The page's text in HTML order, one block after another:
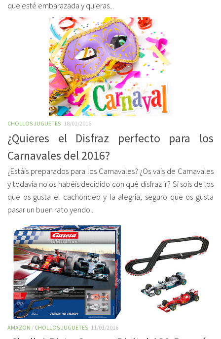
que esté embarazada y quieras...
CHOLLOS JUGUETES 18/01/2016
¿Quieres el Disfraz perfecto para los
Carnavales del 2016?
¿Estáis preparados para los Carnavales? ¿Os vais de Carnavales
y todavía no os habéis decidido con qué disfraz ir? Si sois de los
que os gusta el cachondeo y la alegría, seguro que os gusta
pasar un buen rato yendo...
AMAZON / CHOLLOS JUGUETES 11/01/2016